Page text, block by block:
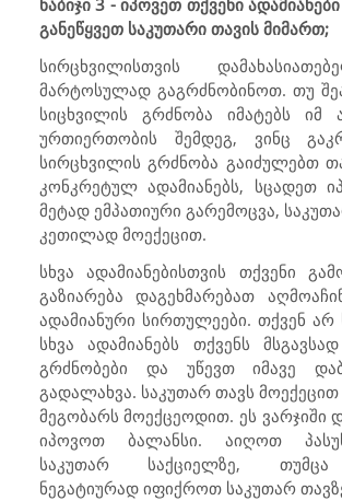
ნაბიჯი 3 - იპოვეთ თქვენი
განეწყვეთ საკუთარი თავის მიმართ;
სირცხვილისთვის
მარტოსულად გაგრძნობინოთ. თუ
სიცხვილის გრძნობა იმატებს იმ
ურთიერთობის შემდეგ, ვინც
სირცხვილის გრძნობა გაიძულებთ
კონკრეტულ ადამიანებს, სცადეთ
მეტად ემპათიური გარემოცვა,
კეთილად მოექეცით.
სხვა ადამიანებისთვის თქვენი
გაზიარება დაგეხმარებათ
ადამიანური სირთულეები. თქვენ
სხვა ადამიანებს თქვენს
გრძნობები და უწევთ იმავე
გადალახვა. საკუთარ თავს
მეგობარს მოექცეოდით. ეს ვარჯიში
იპოვოთ ბალანსი. აიღოთ
საკუთარ საქციელზე,
ნეგატიურად იფიქროთ საკუთარ